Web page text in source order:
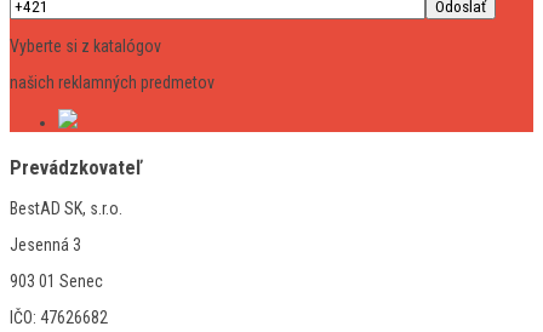
Vyberte si z katalógov
našich reklamných predmetov
Prevádzkovateľ
BestAD SK, s.r.o.
Jesenná 3
903 01 Senec
IČO: 47626682